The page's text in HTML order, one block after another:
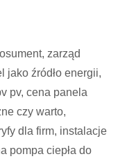
zarząd
jako źródło energii,
pv, cena panela
czy warto,
dla firm, instalacje
pompa ciepła do